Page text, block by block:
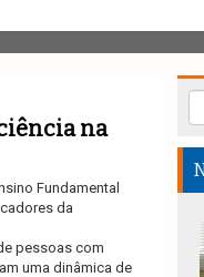
na
Fundamental
da
pessoas com
uma dinâmica de